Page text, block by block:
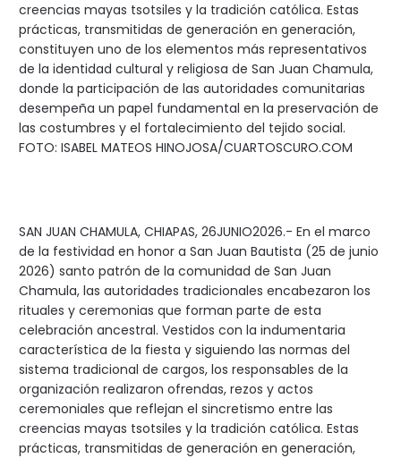
creencias mayas tsotsiles y la tradición católica. Estas
prácticas, transmitidas de generación en generación,
constituyen uno de los elementos más representativos
de la identidad cultural y religiosa de San Juan Chamula,
donde la participación de las autoridades comunitarias
desempeña un papel fundamental en la preservación de
las costumbres y el fortalecimiento del tejido social.
FOTO: ISABEL MATEOS HINOJOSA/CUARTOSCURO.COM
SAN JUAN CHAMULA, CHIAPAS, 26JUNIO2026.- En el marco
de la festividad en honor a San Juan Bautista (25 de junio
2026) santo patrón de la comunidad de San Juan
Chamula, las autoridades tradicionales encabezaron los
rituales y ceremonias que forman parte de esta
celebración ancestral. Vestidos con la indumentaria
característica de la fiesta y siguiendo las normas del
sistema tradicional de cargos, los responsables de la
organización realizaron ofrendas, rezos y actos
ceremoniales que reflejan el sincretismo entre las
creencias mayas tsotsiles y la tradición católica. Estas
prácticas, transmitidas de generación en generación,